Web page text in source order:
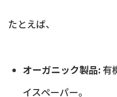
たとえば、
オーガニック製品: 有
イスペーパー。